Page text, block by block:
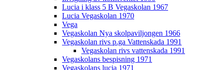
Lucia i klass 5 B Vegaskolan 1967
Lucia Vegaskolan 1970
Vega
Vegaskolan Nya skolpaviljongen 1966
Vegaskolan rivs p.ga Vattenskada 1991
Vegaskolan rivs vattenskada 1991
Vegaskolans bespisning 1971
Vegaskolans lucia 1971